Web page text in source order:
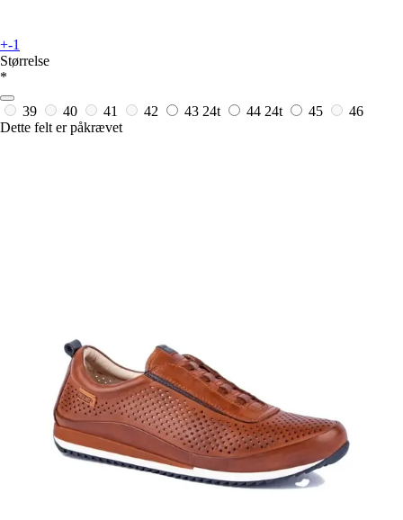
+-1
Størrelse
*
39 40 41 42 43 24t 44 24t 45
46
Dette felt er påkrævet